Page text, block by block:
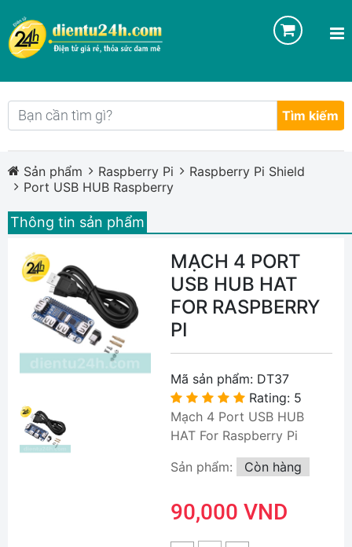
Tìm kiếm
Sản phẩm Raspberry Pi
Raspberry Pi Shield
Port USB HUB Raspberry
Thông tin sản phẩm
MẠCH 4 PORT
USB HUB HAT
FOR RASPBERRY
PI
Mã sản phẩm: DT37
Rating: 5
Mạch 4 Port USB HUB
HAT For Raspberry Pi
Sản phẩm:
Còn hàng
90,000 VND